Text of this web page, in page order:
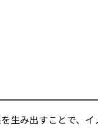
生み出すことで、イ